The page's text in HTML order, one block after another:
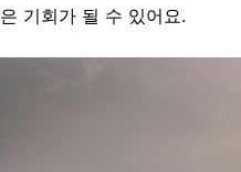
은 기회가 될 수 있어요.